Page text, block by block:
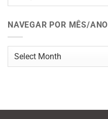
NAVEGAR POR MÊS/ANO
Navegar